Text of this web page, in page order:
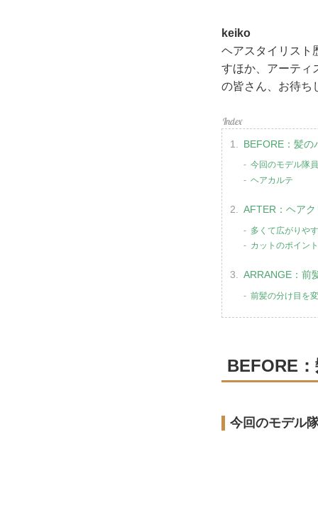
keiko
ヘアスタイリス
すほか、アーティ
の皆さん、お待ち
BEFORE：髪の
今回のモデル隊員
ヘアカルテ
AFTER：ヘアク
多くて広がりや
カットのポイント
ARRANGE：前
前髪の分け目を
BEFORE
今回のモデル